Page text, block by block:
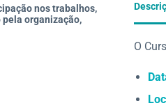
nos trabalhos,
organização,
O